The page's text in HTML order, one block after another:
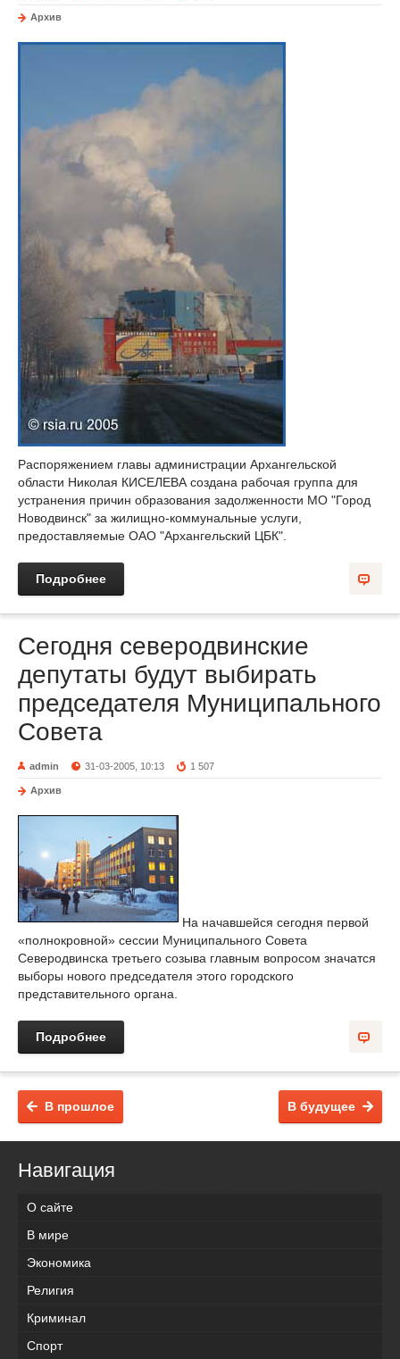
Архив
Распоряжением главы администрации Архангельской
области Николая КИСЕЛЕВА создана рабочая группа для
устранения причин образования задолженности МО "Город
Новодвинск" за жилищно-коммунальные услуги,
предоставляемые ОАО "Архангельский ЦБК".
Подробнее
Сегодня северодвинские
депутаты будут выбирать
председателя Муниципального
Совета
admin 31-03-2005, 10:13 1 507
Архив
На начавшейся сегодня первой
«полнокровной» сессии Муниципального Совета
Северодвинска третьего созыва главным вопросом значатся
выборы нового председателя этого городского
представительного органа.
Подробнее
В будущее
В прошлое
Навигация
О сайте
В мире
Экономика
Религия
Криминал
Спорт